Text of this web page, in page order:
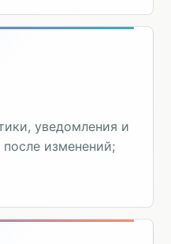
уведомления и
изменений;